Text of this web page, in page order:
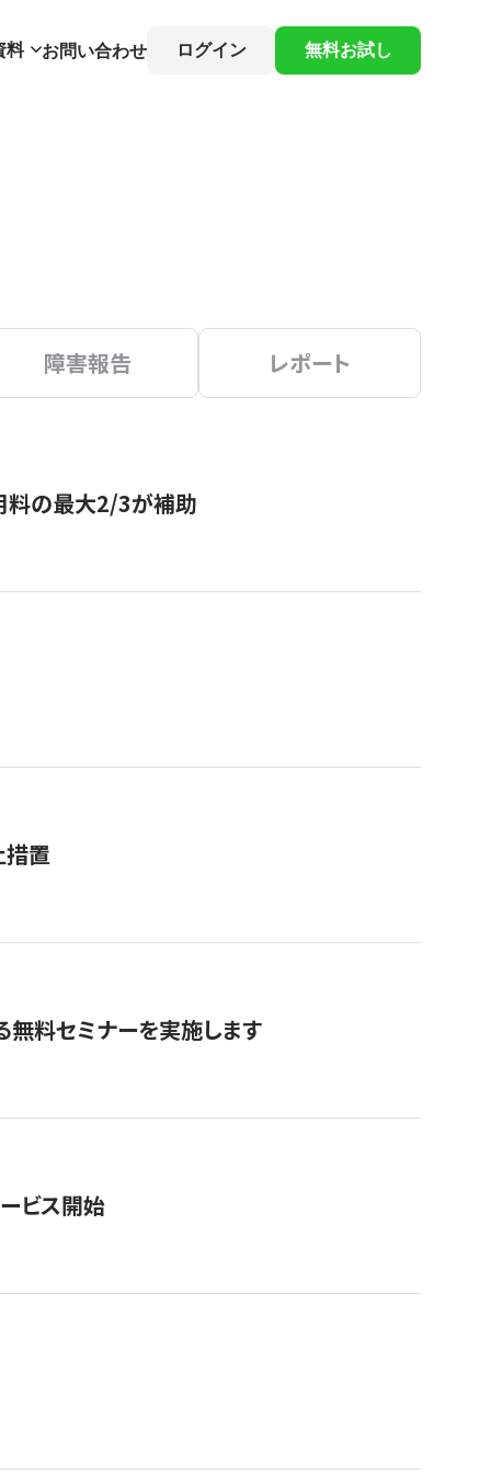
料 お問い合わせ ログイン 無料お試し
障害報告 レポート
料の最大2/3が補助
措置
無料セミナーを実施します
ビス開始